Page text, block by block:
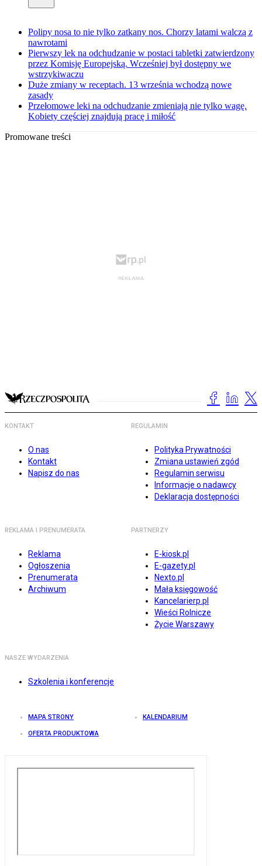
Polipy nosa to nie tylko zatkany nos. Chorzy latami walczą z
nawrotami
Pierwszy lek na odchudzanie w postaci tabletki zatwierdzony
przez Komisję Europejską. Wcześniej był dostępny we
wstrzykiwaczu
Duże zmiany w receptach. 13 września wchodzą nowe
zasady
Przełomowe leki na odchudzanie zmieniają nie tylko wagę.
Kobiety częściej znajdują pracę i miłość
Promowane treści
KONTAKT
O nas
Kontakt
Napisz do nas
REGULAMIN
Polityka Prywatności
Zmiana ustawień zgód
Regulamin serwisu
Informacje o nadawcy
Deklaracja dostępności
REKLAMA I PRENUMERATA
Reklama
Ogłoszenia
Prenumerata
Archiwum
PARTNERZY
E-kiosk.pl
E-gazety.pl
Nexto.pl
Mała księgowość
Kancelarierp.pl
Wieści Rolnicze
Życie Warszawy
NASZE WYDARZENIA
Szkolenia i konferencje
MAPA STRONY KALENDARIUM
OFERTA PRODUKTOWA